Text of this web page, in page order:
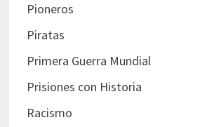
Pioneros
Piratas
Primera Guerra Mundial
Prisiones con Historia
Racismo